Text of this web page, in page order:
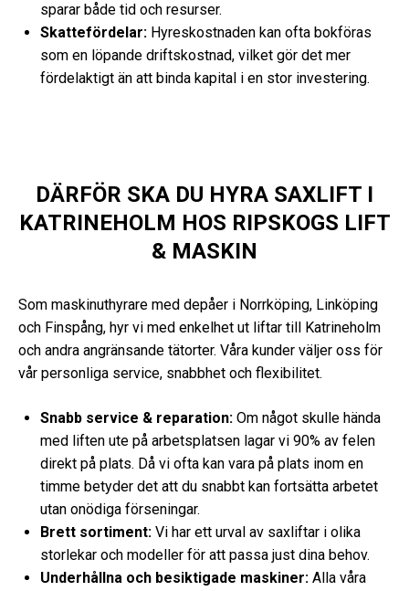
sparar både tid och resurser.
Skattefördelar: Hyreskostnaden kan ofta bokföras
som en löpande driftskostnad, vilket gör det mer
fördelaktigt än att binda kapital i en stor investering.
DÄRFÖR SKA DU HYRA SAXLIFT I
KATRINEHOLM HOS RIPSKOGS LIFT
& MASKIN
Som maskinuthyrare med depåer i Norrköping, Linköping
och Finspång, hyr vi med enkelhet ut liftar till Katrineholm
och andra angränsande tätorter. Våra kunder väljer oss för
vår personliga service, snabbhet och flexibilitet.
Snabb service & reparation: Om något skulle hända
med liften ute på arbetsplatsen lagar vi 90% av felen
direkt på plats. Då vi ofta kan vara på plats inom en
timme betyder det att du snabbt kan fortsätta arbetet
utan onödiga förseningar.
Brett sortiment: Vi har ett urval av saxliftar i olika
storlekar och modeller för att passa just dina behov.
Underhållna och besiktigade maskiner: Alla våra